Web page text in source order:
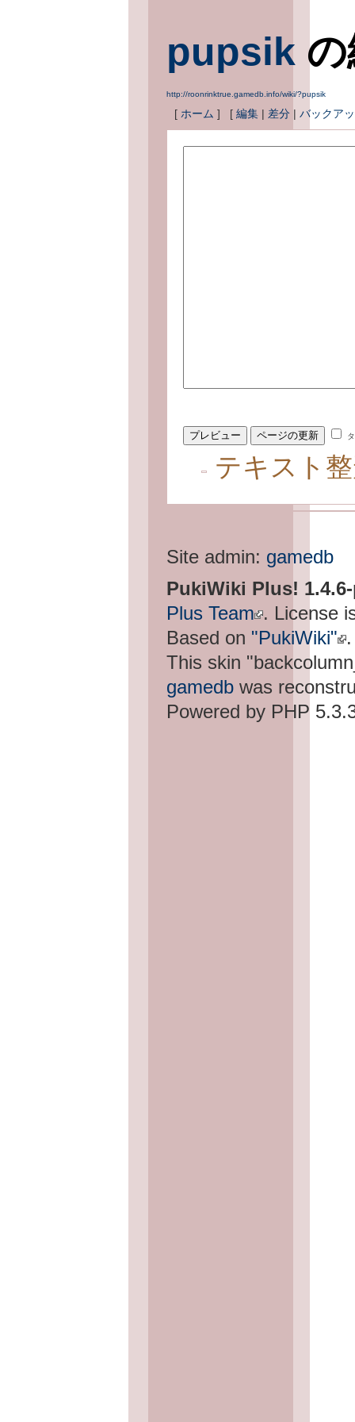
pupsik
http://roonrinktrue.gamedb.info/wiki/?pupsik
[ ホーム ] [ 編集 | 差分 | バックア
テキスト
Site admin: gamedb
PukiWiki Plus!
Plus Team . License
Based on "PukiWiki" .
This skin
gamedb was
Powered by PHP